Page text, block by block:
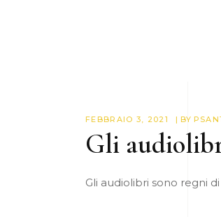
FEBBRAIO 3, 2021 BY
Gli
Gli audiolibri sono regni